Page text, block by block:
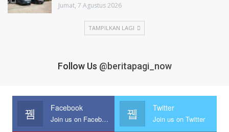
Jumat, 7 Agustus 2026
TAMPILKAN LAGI
Follow Us @beritapagi_now
Facebook
Join us on Facebook
Twitter
Join us on Twitter